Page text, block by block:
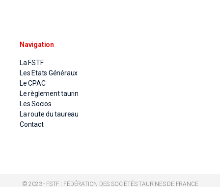
Navigation
La FSTF
Les Etats Généraux
Le CPAC
Le règlement taurin
Les Socios
La route du taureau
Contact
© 2023 - FSTF : FÉDÉRATION DES SOCIÉTÉS TAURINES DE FRANCE